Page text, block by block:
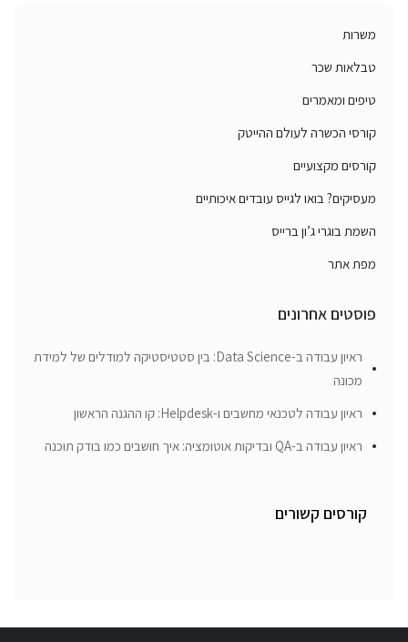
משרות
טבלאות שכר
טיפים ומאמרים
קורסי הכשרה לעולם ההייטק
קורסים מקצועיים
מעסיקים? בואו לגייס עובדים איכותיים
השמת בוגרי ג’ון ברייס
מפת אתר
פוסטים אחרונים
ראיון עבודה ב-Data Science: בין סטטיסטיקה למודלים של למידת
מכונה
ראיון עבודה לטכנאי מחשבים ו-Helpdesk: קו ההגנה הראשון
ראיון עבודה ב-QA ובדיקות אוטומציה: איך חושבים כמו בודק תוכנה
קורסים קשורים